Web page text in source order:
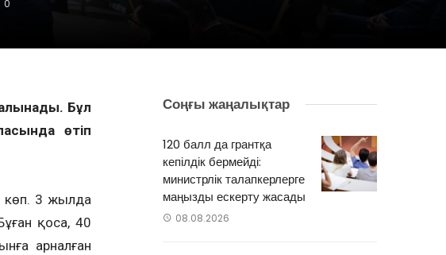
0
Бұл
өтіп
көп. 3 жылда
қоса, 40
арналған
Соңғы жаңалықтар
120 балл да грантқа
кепілдік бермейді:
министрлік талапкерлерге
маңызды ескерту жасады
08.08.2026